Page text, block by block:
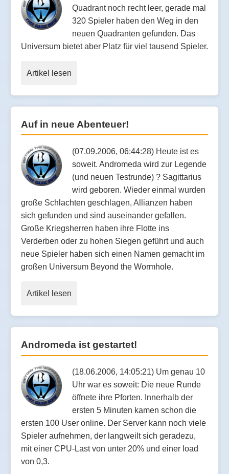
Quadrant noch recht leer, gerade mal
320 Spieler haben den Weg in den
neuen Quadranten gefunden. Das
Universum bietet aber Platz für viel tausend Spieler.
Artikel lesen
Auf in neue Abenteuer!
(07.09.2006, 06:44:28) Heute ist es
soweit. Andromeda wird zur Legende
(und neuen Testrunde) ? Sagittarius
wird geboren. Wieder einmal wurden
große Schlachten geschlagen, Allianzen haben
sich gefunden und sind auseinander gefallen.
Große Kriegsherren haben ihre Flotte ins
Verderben oder zu hohen Siegen geführt und auch
neue Spieler haben sich einen Namen gemacht im
großen Universum Beyond the Wormhole.
Artikel lesen
Andromeda ist gestartet!
(18.06.2006, 14:05:21) Um genau 10
Uhr war es soweit: Die neue Runde
öffnete ihre Pforten. Innerhalb der
ersten 5 Minuten kamen schon die
ersten 100 User online. Der Server kann noch viele
Spieler aufnehmen, der langweilt sich geradezu,
mit einer CPU-Last von unter 20% und einer load
von 0,3.